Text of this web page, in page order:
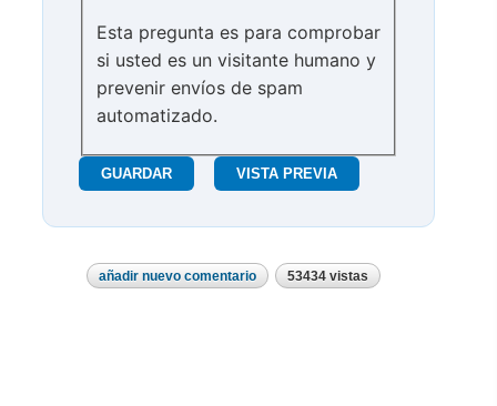
Esta pregunta es para comprobar
si usted es un visitante humano y
prevenir envíos de spam
automatizado.
añadir nuevo comentario 53434 vistas